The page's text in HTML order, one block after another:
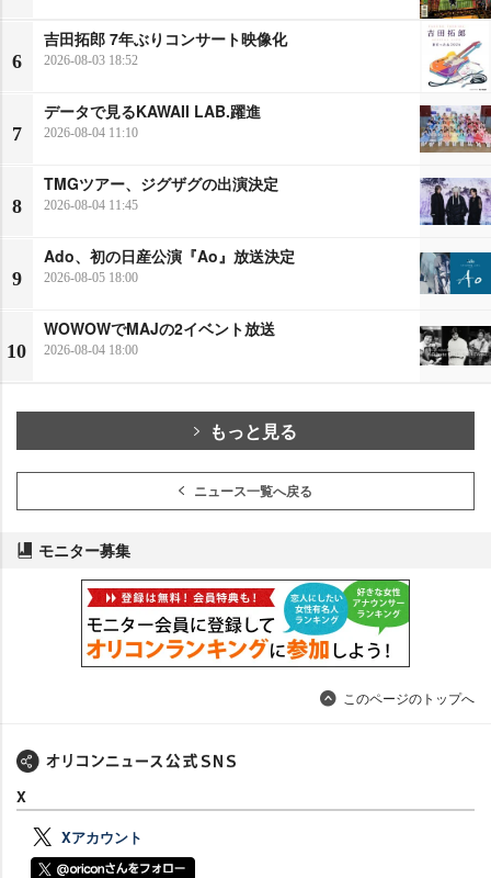
6
吉田拓郎 7年ぶりコンサート映像化
2026-08-03 18:52
7
データで見るKAWAII LAB.躍進
2026-08-04 11:10
8
TMGツアー、ジグザグの出演決定
2026-08-04 11:45
9
Ado、初の日産公演『Ao』放送決定
2026-08-05 18:00
10
WOWOWでMAJの2イベント放送
2026-08-04 18:00
もっと見る
ニュース一覧へ戻る
モニター募集
このページのトップへ
X
Xアカウント